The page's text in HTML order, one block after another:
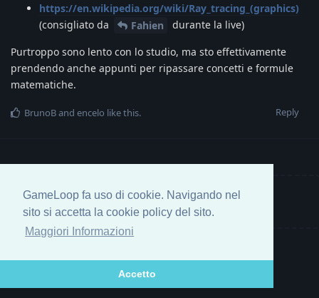
GameLoop fa uso di cookie. Navigando nel
sito si accetta la cookie policy del sito.
Maggiori Informazioni
Accetto
https://en.wikipedia.org/wiki/Ray_tracing_(graphics)
(consigliato da
Fahien durante la live)
Purtroppo sono lento con lo studio, ma sto effettivamente
prendendo anche appunti per ripassare concetti e formule
matematiche.
Reply
BrunoBand encelo like this.
Write a Reply...